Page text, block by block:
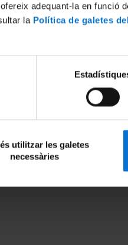
adequant-la en funció
la Política de galetes
utilitzar les galetes
necessàries